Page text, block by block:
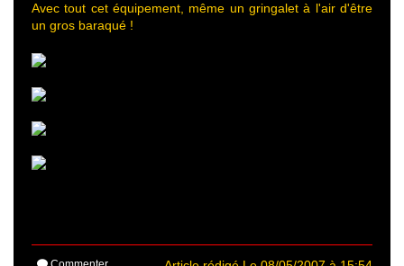
Avec tout cet équipement, même un gringalet à l'air d'être
un gros baraqué !